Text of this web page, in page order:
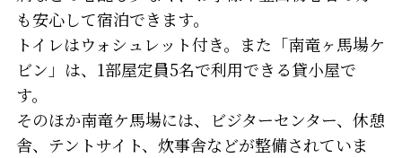
も安心して宿泊できます。
トイレはウォシュレット付き。また「南竜ヶ馬場ケ
ビン」は、1部屋定員5名で利用できる貸小屋で
す。
そのほか南竜ケ馬場には、ビジターセンター、休憩
舎、テントサイト、炊事舎などが整備されていま